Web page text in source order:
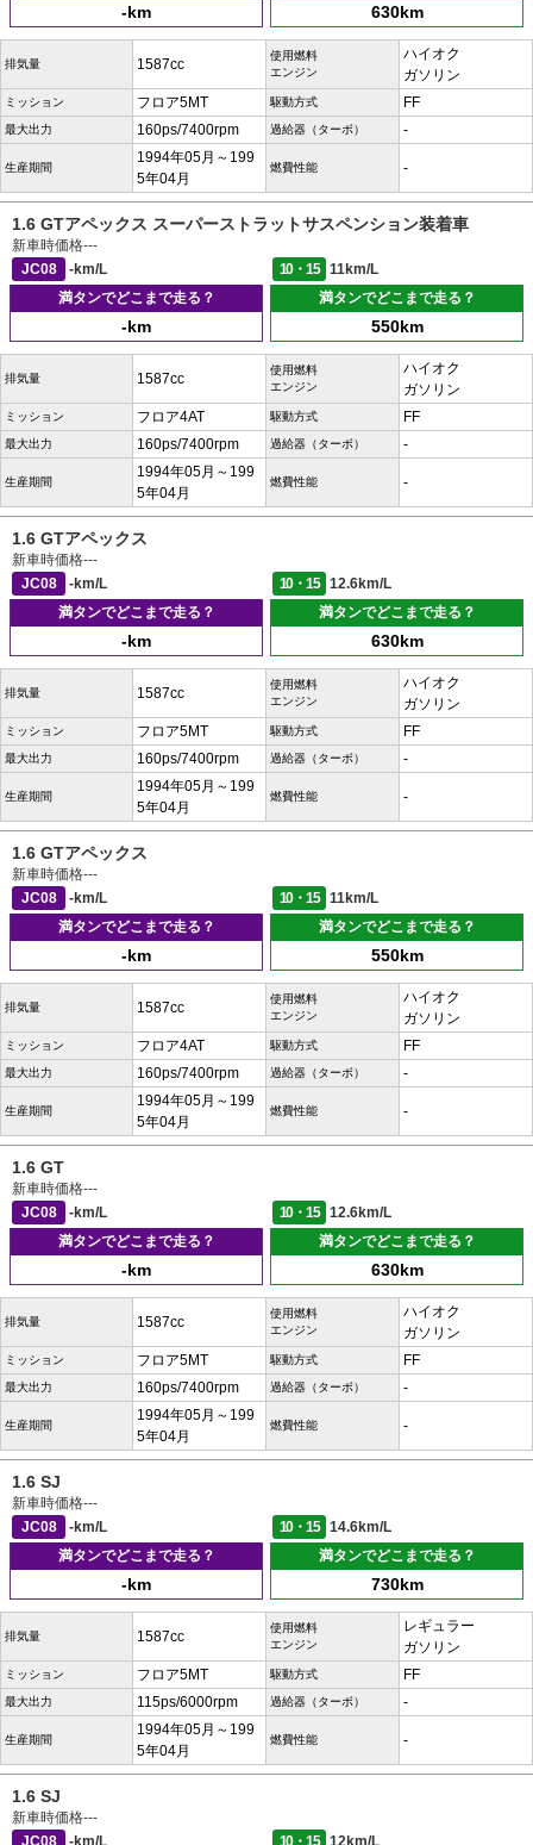
-km 630km
排気量 1587cc
使用燃料
エンジン
ハイオク
ガソリン
ミッション フロア5MT 駆動方式 FF
最大出力 160ps/7400rpm 過給器（ターボ） -
生産期間
1994年05月～199
5年04月
燃費性能 -
1.6 GTアペックス スーパーストラットサスペンション装着車
新車時価格---
JC08
-km/L 10・15
11km/L
満タンでどこまで走る？
-km
満タンでどこまで走る？
550km
排気量 1587cc
使用燃料
エンジン
ハイオク
ガソリン
ミッション フロア4AT 駆動方式 FF
最大出力 160ps/7400rpm 過給器（ターボ） -
生産期間
1994年05月～199
5年04月
燃費性能 -
1.6 GTアペックス
新車時価格---
JC08
-km/L 10・15
12.6km/L
満タンでどこまで走る？
-km
満タンでどこまで走る？
630km
排気量 1587cc
使用燃料
エンジン
ハイオク
ガソリン
ミッション フロア5MT 駆動方式 FF
最大出力 160ps/7400rpm 過給器（ターボ） -
生産期間
1994年05月～199
5年04月
燃費性能 -
1.6 GTアペックス
新車時価格---
JC08
-km/L 10・15
11km/L
満タンでどこまで走る？
-km
満タンでどこまで走る？
550km
排気量 1587cc
使用燃料
エンジン
ハイオク
ガソリン
ミッション フロア4AT 駆動方式 FF
最大出力 160ps/7400rpm 過給器（ターボ） -
生産期間
1994年05月～199
5年04月
燃費性能 -
1.6 GT
新車時価格---
JC08
-km/L 10・15
12.6km/L
満タンでどこまで走る？
-km
満タンでどこまで走る？
630km
排気量 1587cc
使用燃料
エンジン
ハイオク
ガソリン
ミッション フロア5MT 駆動方式 FF
最大出力 160ps/7400rpm 過給器（ターボ） -
生産期間
1994年05月～199
5年04月
燃費性能 -
1.6 SJ
新車時価格---
JC08
-km/L 10・15
14.6km/L
満タンでどこまで走る？
-km
満タンでどこまで走る？
730km
排気量 1587cc
使用燃料
エンジン
レギュラー
ガソリン
ミッション フロア5MT 駆動方式 FF
最大出力 115ps/6000rpm 過給器（ターボ） -
生産期間
1994年05月～199
5年04月
燃費性能 -
1.6 SJ
新車時価格---